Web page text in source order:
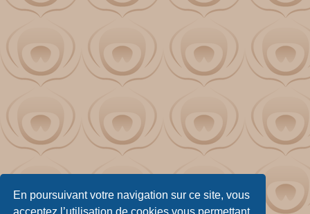
En poursuivant votre navigation sur ce site, vous
acceptez l’utilisation de cookies vous permettant